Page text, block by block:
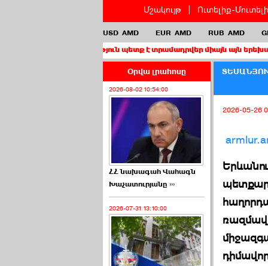
Մշակույթ
Ուտելիք-
USD AMD EUR AMD RUB AMD
պետք է տրամադրվեր միայն այն երեխաներին,
Օրվա լրահոսը
2026-08-02 10:54:00
ՀՀ նախագահ Վահագն
Խաչատուրյանը ›››
2026-07-31 13:10:00
2026-05-26